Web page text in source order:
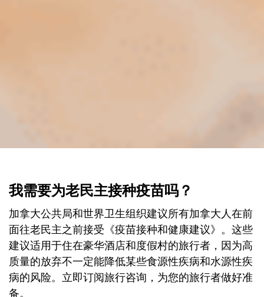
我需要为老民主接种疫苗吗？
加拿大公共局和世界卫生组织建议所有加拿大人在前
面往老民主之前接受《疫苗接种和健康建议》。这些
建议适用于住在豪华酒店和度假村的旅行者，因为高
质量的放弃不一定能降低某些食源性疾病和水源性疾
病的风险。立即订阅旅行咨询，为您的旅行者做好准
备。